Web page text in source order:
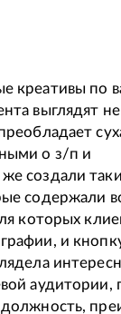
креативы по
выглядят
о з/п и
создали
содержали
которых
и
аудитории,